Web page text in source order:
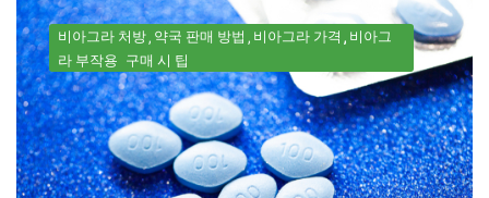
비아그라 처방 약국 판매 방법 비아그라 가격
비아그
라 부작용 구매 시 팁